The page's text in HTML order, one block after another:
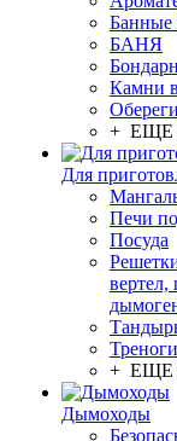
Банные
БАНЯ
Камни
Обереги
+ ЕЩЕ
Для
Печи
Посуда
Треноги
+ ЕЩЕ
Дымоходы